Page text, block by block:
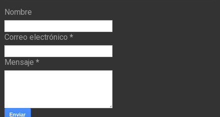
Nombre
Correo electrónico *
Mensaje *